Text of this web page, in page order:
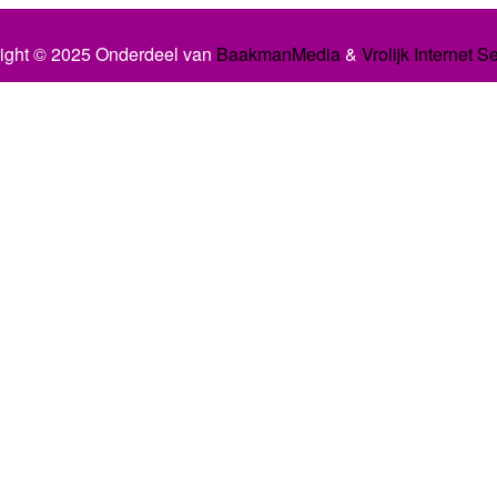
© 2025 Onderdeel van BaakmanMedia& Vrolijk Internet